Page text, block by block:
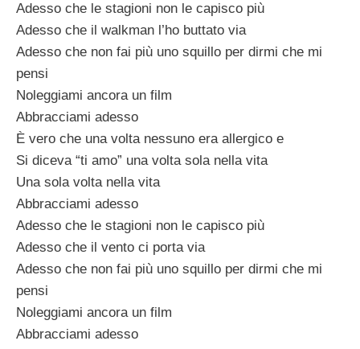
Adesso che le stagioni non le capisco più
Adesso che il walkman l’ho buttato via
Adesso che non fai più uno squillo per dirmi che mi
pensi
Noleggiami ancora un film
Abbracciami adesso
È vero che una volta nessuno era allergico e
Si diceva “ti amo” una volta sola nella vita
Una sola volta nella vita
Abbracciami adesso
Adesso che le stagioni non le capisco più
Adesso che il vento ci porta via
Adesso che non fai più uno squillo per dirmi che mi
pensi
Noleggiami ancora un film
Abbracciami adesso